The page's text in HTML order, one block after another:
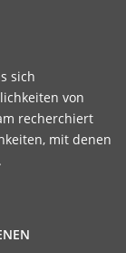
sich
von
recherchiert
mit denen